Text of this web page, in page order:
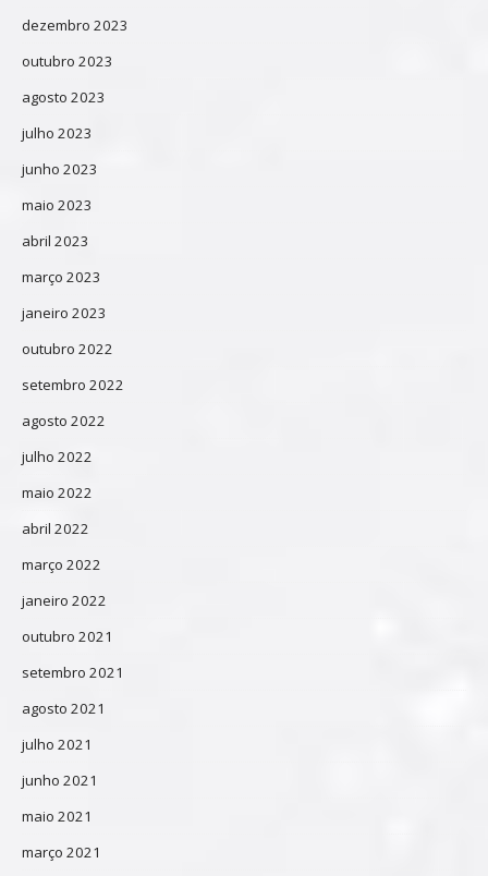
dezembro 2023
outubro 2023
agosto 2023
julho 2023
junho 2023
maio 2023
abril 2023
março 2023
janeiro 2023
outubro 2022
setembro 2022
agosto 2022
julho 2022
maio 2022
abril 2022
março 2022
janeiro 2022
outubro 2021
setembro 2021
agosto 2021
julho 2021
junho 2021
maio 2021
março 2021